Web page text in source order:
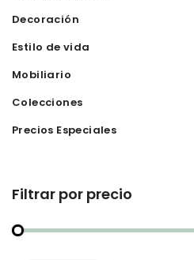
Decoración
Estilo de vida
Mobiliario
Colecciones
Precios Especiales
Filtrar por precio